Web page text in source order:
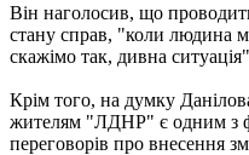
Він наголосив, що
стану справ, "коли людина
скажімо так, дивна
Крім того, на думку
жителям "ЛДНР" є одним з
переговорів про внесення